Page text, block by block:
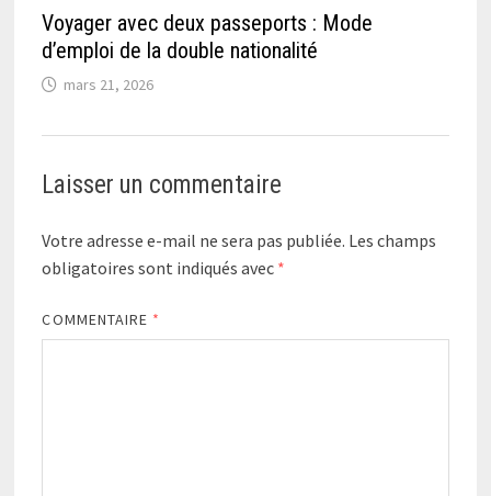
Voyager avec deux passeports : Mode
d’emploi de la double nationalité
mars 21, 2026
Laisser un commentaire
Votre adresse e-mail ne sera pas publiée. Les champs
obligatoires sont indiqués avec *
COMMENTAIRE *